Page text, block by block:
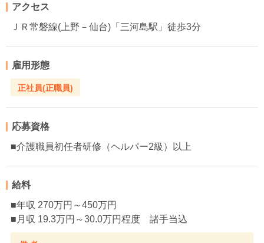
アクセス
ＪＲ常磐線(上野－仙台)「三河島駅」徒歩3分
雇用形態
正社員(正職員)
応募資格
■介護職員初任者研修（ヘルパー2級）以上
給料
■年収 270万円～450万円
■月収 19.3万円～30.0万円程度 諸手当込